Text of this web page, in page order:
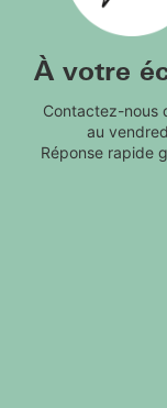
À votre
Contactez-nous
au
Réponse rapide